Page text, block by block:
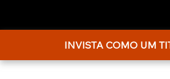
INVISTA COMO UM